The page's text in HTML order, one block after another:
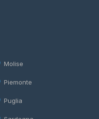
Molise
Piemonte
Puglia